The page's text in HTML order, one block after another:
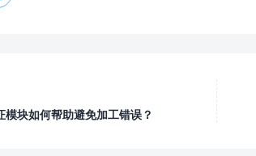
块如何帮助避免加工错误？